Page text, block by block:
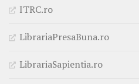
ITRC.ro
LibrariaPresaBuna.ro
LibrariaSapientia.ro